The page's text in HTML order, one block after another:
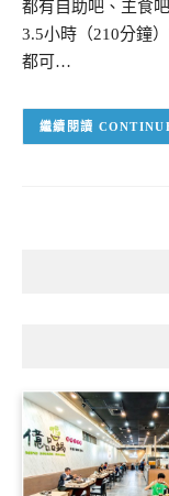
都有自助吧、主食
3.5小時（210分鐘
都可…